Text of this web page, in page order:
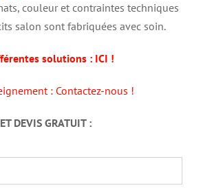
couleur et contraintes techniques
salon sont fabriquées avec soin.
solutions : ICI !
: Contactez-nous !
DEVIS GRATUIT :